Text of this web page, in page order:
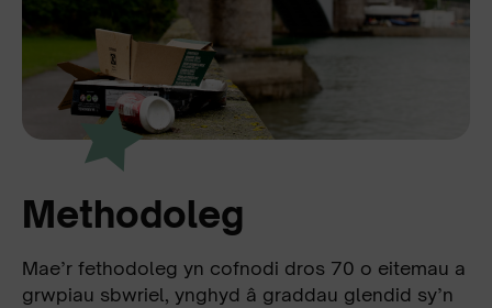
Methodoleg
Mae’r fethodoleg yn cofnodi dros 70 o eitemau a
grwpiau sbwriel, ynghyd â graddau glendid sy’n